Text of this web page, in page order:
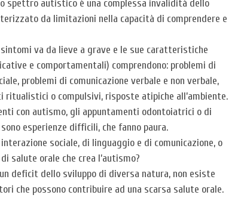
spettro autistico è una complessa invalidità dello
da limitazioni nella capacità di comprendere e
va da lieve a grave e le sue caratteristiche
e comportamentali) comprendono: problemi di
problemi di comunicazione verbale e non verbale,
ritualistici o compulsivi, risposte atipiche all’ambiente.
con autismo, gli appuntamenti odontoiatrici o di
esperienze difficili, che fanno paura.
sociale, di linguaggio e di comunicazione, o
salute orale che crea l’autismo?
deficit dello sviluppo di diversa natura, non esiste
che possono contribuire ad una scarsa salute orale.